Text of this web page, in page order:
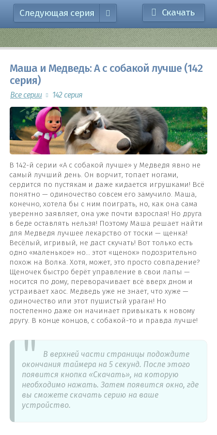
Следующая серия Скачать
Маша и Медведь: А с собакой лучше (142
серия)
Все серии 142 серия
В 142-й серии «А с собакой лучше» у Медведя явно не
самый лучший день. Он ворчит, топает ногами,
сердится по пустякам и даже кидается игрушками! Всё
понятно — одиночество совсем его замучило. Маша,
конечно, хотела бы с ним поиграть, но, как она сама
уверенно заявляет, она уже почти взрослая! Но друга
в беде оставлять нельзя! Поэтому Маша решает найти
для Медведя лучшее лекарство от тоски — щенка!
Весёлый, игривый, не даст скучать! Вот только есть
одно «маленькое» но… этот «щенок» подозрительно
похож на Волка. Хотя, может, это просто совпадение?
Щеночек быстро берёт управление в свои лапы —
носится по дому, переворачивает всё вверх дном и
устраивает хаос. Медведь уже не знает, что хуже —
одиночество или этот пушистый ураган! Но
постепенно даже он начинает привыкать к новому
другу. В конце концов, с собакой-то и правда лучше!
В верхней части страницы подождите
окончания таймера на 5 секунд. После этого
появится кнопка «Скачать», на которую
необходимо нажать. Затем появится окно, где
вы сможете скачать серию на ваше
устройство.